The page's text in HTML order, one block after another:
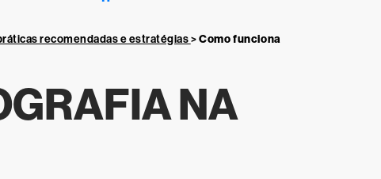
recomendadas e estratégias>Como funciona
NA